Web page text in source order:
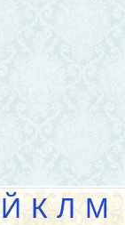
Й К Л М